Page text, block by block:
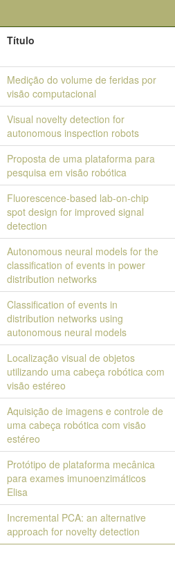
Título
Medição do volume de feridas por
visão computacional
Visual novelty detection for
autonomous inspection robots
Proposta de uma plataforma para
pesquisa em visão robótica
Fluorescence-based lab-on-chip
spot design for improved signal
detection
Autonomous neural models for the
classification of events in power
distribution networks
Classification of events in
distribution networks using
autonomous neural models
Localização visual de objetos
utilizando uma cabeça robótica com
visão estéreo
Aquisição de imagens e controle de
uma cabeça robótica com visão
estéreo
Protótipo de plataforma mecânica
para exames imunoenzimáticos
Elisa
Incremental PCA: an alternative
approach for novelty detection